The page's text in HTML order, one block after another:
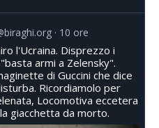
10 ore
l'Ucraina. Disprezzo i
armi a Zelensky".
di Guccini che dice
Ricordiamolo per
Locomotiva eccetera
giacchetta da morto.